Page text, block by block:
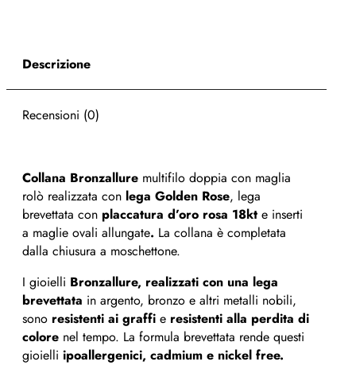
Descrizione
Recensioni (0)
Collana Bronzallure multifilo doppia con maglia
rolò realizzata con lega Golden Rose, lega
brevettata con placcatura d’oro rosa 18kt e inserti
a maglie ovali allungate. La collana è completata
dalla chiusura a moschettone.
I gioielli Bronzallure, realizzati con una lega
brevettata in argento, bronzo e altri metalli nobili,
sono resistenti ai graffi e resistenti alla perdita di
colore nel tempo. La formula brevettata rende questi
gioielli ipoallergenici, cadmium e nickel free.